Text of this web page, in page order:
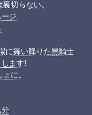
切らない。
ジ
に舞い降りた黒騎士
ます!
に。